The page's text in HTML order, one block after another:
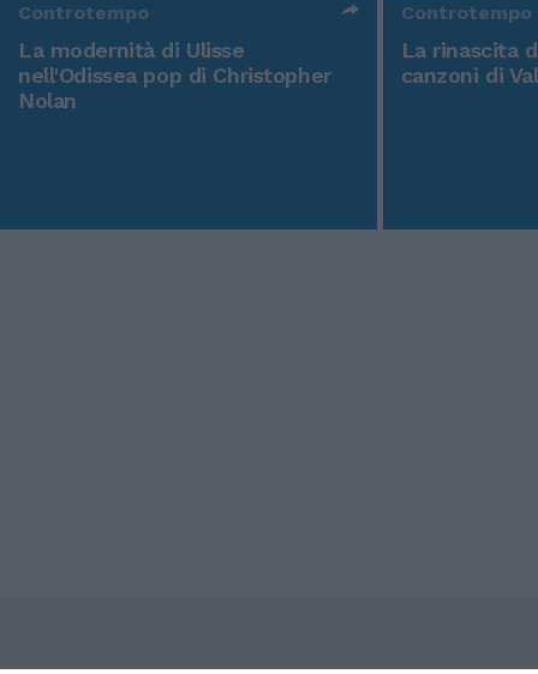
Controtempo
La modernità di Ulisse
nell'Odissea pop di Christopher
Nolan
Controtempo
La rinascita
canzoni di